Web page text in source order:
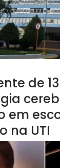
de
em
na UTI